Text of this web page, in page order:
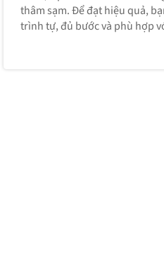
thâm sạm. Để đạt hiệu quả,
trình tự, đủ bước và phù hợp